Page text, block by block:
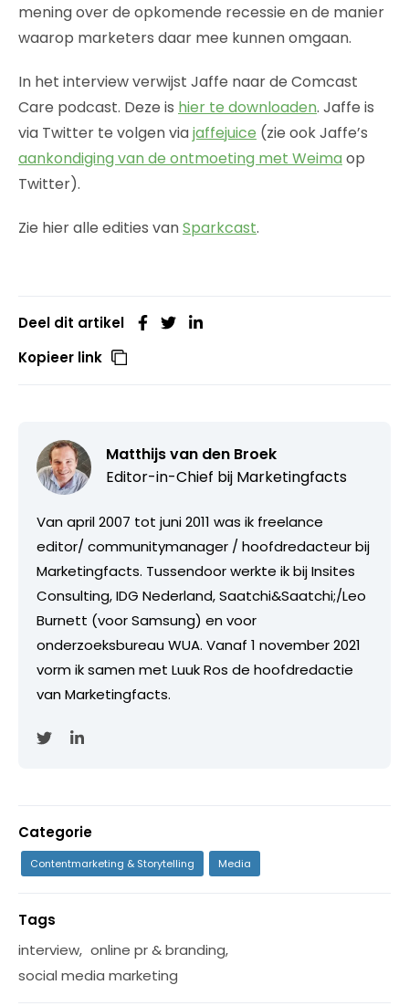
mening over de opkomende recessie en de manier
waarop marketers daar mee kunnen omgaan.
In het interview verwijst Jaffe naar de Comcast
Care podcast. Deze is hier te downloaden. Jaffe is
via Twitter te volgen viajaffejuice (zie ook Jaffe’s
aankondiging van de ontmoeting met Weima op
Twitter).
Zie hier alle edities vanSparkcast.
Deel dit artikel
Kopieer link
Matthijs van den Broek
Editor-in-Chief bij Marketingfacts
Van april 2007 tot juni 2011 was ik freelance
editor/ communitymanager / hoofdredacteur bij
Marketingfacts. Tussendoor werkte ik bij Insites
Consulting, IDG Nederland, Saatchi&Saatchi;/Leo
Burnett (voor Samsung) en voor
onderzoeksbureau WUA. Vanaf 1 november 2021
vorm ik samen met Luuk Ros de hoofdredactie
van Marketingfacts.
Categorie
Contentmarketing & Storytelling Media
Tags
interview, online pr & branding,
social media marketing